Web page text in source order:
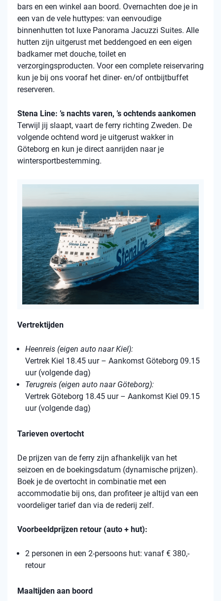
bars en een winkel aan boord. Overnachten doe je in
een van de vele huttypes: van eenvoudige
binnenhutten tot luxe Panorama Jacuzzi Suites. Alle
hutten zijn uitgerust met beddengoed en een eigen
badkamer met douche, toilet en
verzorgingsproducten. Voor een complete reiservaring
kun je bij ons vooraf het diner- en/of ontbijtbuffet
reserveren.
Stena Line: ’s nachts varen, ’s ochtends aankomen
Terwijl jij slaapt, vaart de ferry richting Zweden. De
volgende ochtend word je uitgerust wakker in
Göteborg en kun je direct aanrijden naar je
wintersportbestemming.
Vertrektijden
Heenreis (eigen auto naar Kiel):
Vertrek Kiel 18.45 uur – Aankomst Göteborg 09.15
uur (volgende dag)
Terugreis (eigen auto naar Göteborg):
Vertrek Göteborg 18.45 uur – Aankomst Kiel 09.15
uur (volgende dag)
Tarieven overtocht
De prijzen van de ferry zijn afhankelijk van het
seizoen en de boekingsdatum (dynamische prijzen).
Boek je de overtocht in combinatie met een
accommodatie bij ons, dan profiteer je altijd van een
voordeliger tarief dan via de rederij zelf.
Voorbeeldprijzen retour (auto + hut):
2 personen in een 2-persoons hut: vanaf € 380,-
retour
Maaltijden aan boord